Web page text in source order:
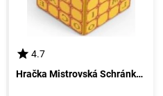
4.7
Hračka Mistrovská Schránka Puzzlu